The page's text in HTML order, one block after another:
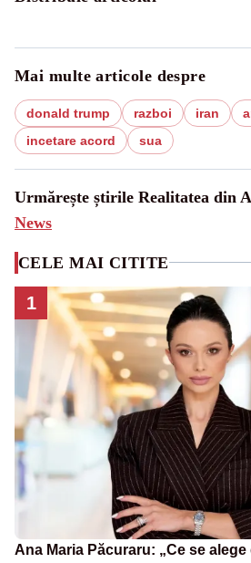
Mai multe articole despre
donald trump razboi iran
incetare acord
sua
Urmărește știrile Realitatea din
News
CELE MAI CITITE
1
Ana Maria Păcuraru: „Ce se